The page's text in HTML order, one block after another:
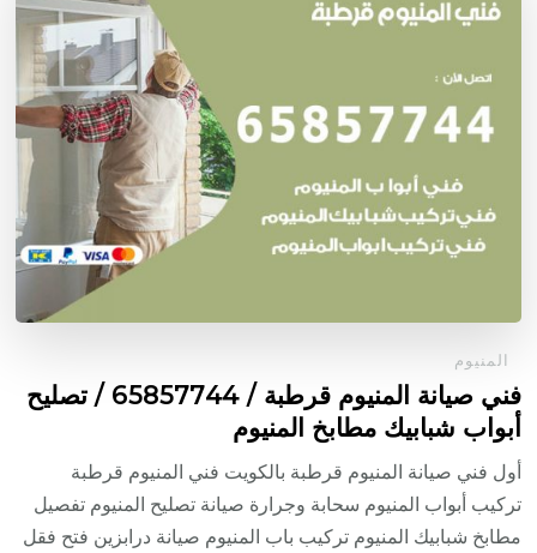
المنيوم
فني صيانة المنيوم قرطبة / 65857744 / تصليح
أبواب شبابيك مطابخ المنيوم
أول فني صيانة المنيوم قرطبة بالكويت فني المنيوم قرطبة
تركيب أبواب المنيوم سحابة وجرارة صيانة تصليح المنيوم تفصيل
مطابخ شبابيك المنيوم تركيب باب المنيوم صيانة درابزين فتح فقل